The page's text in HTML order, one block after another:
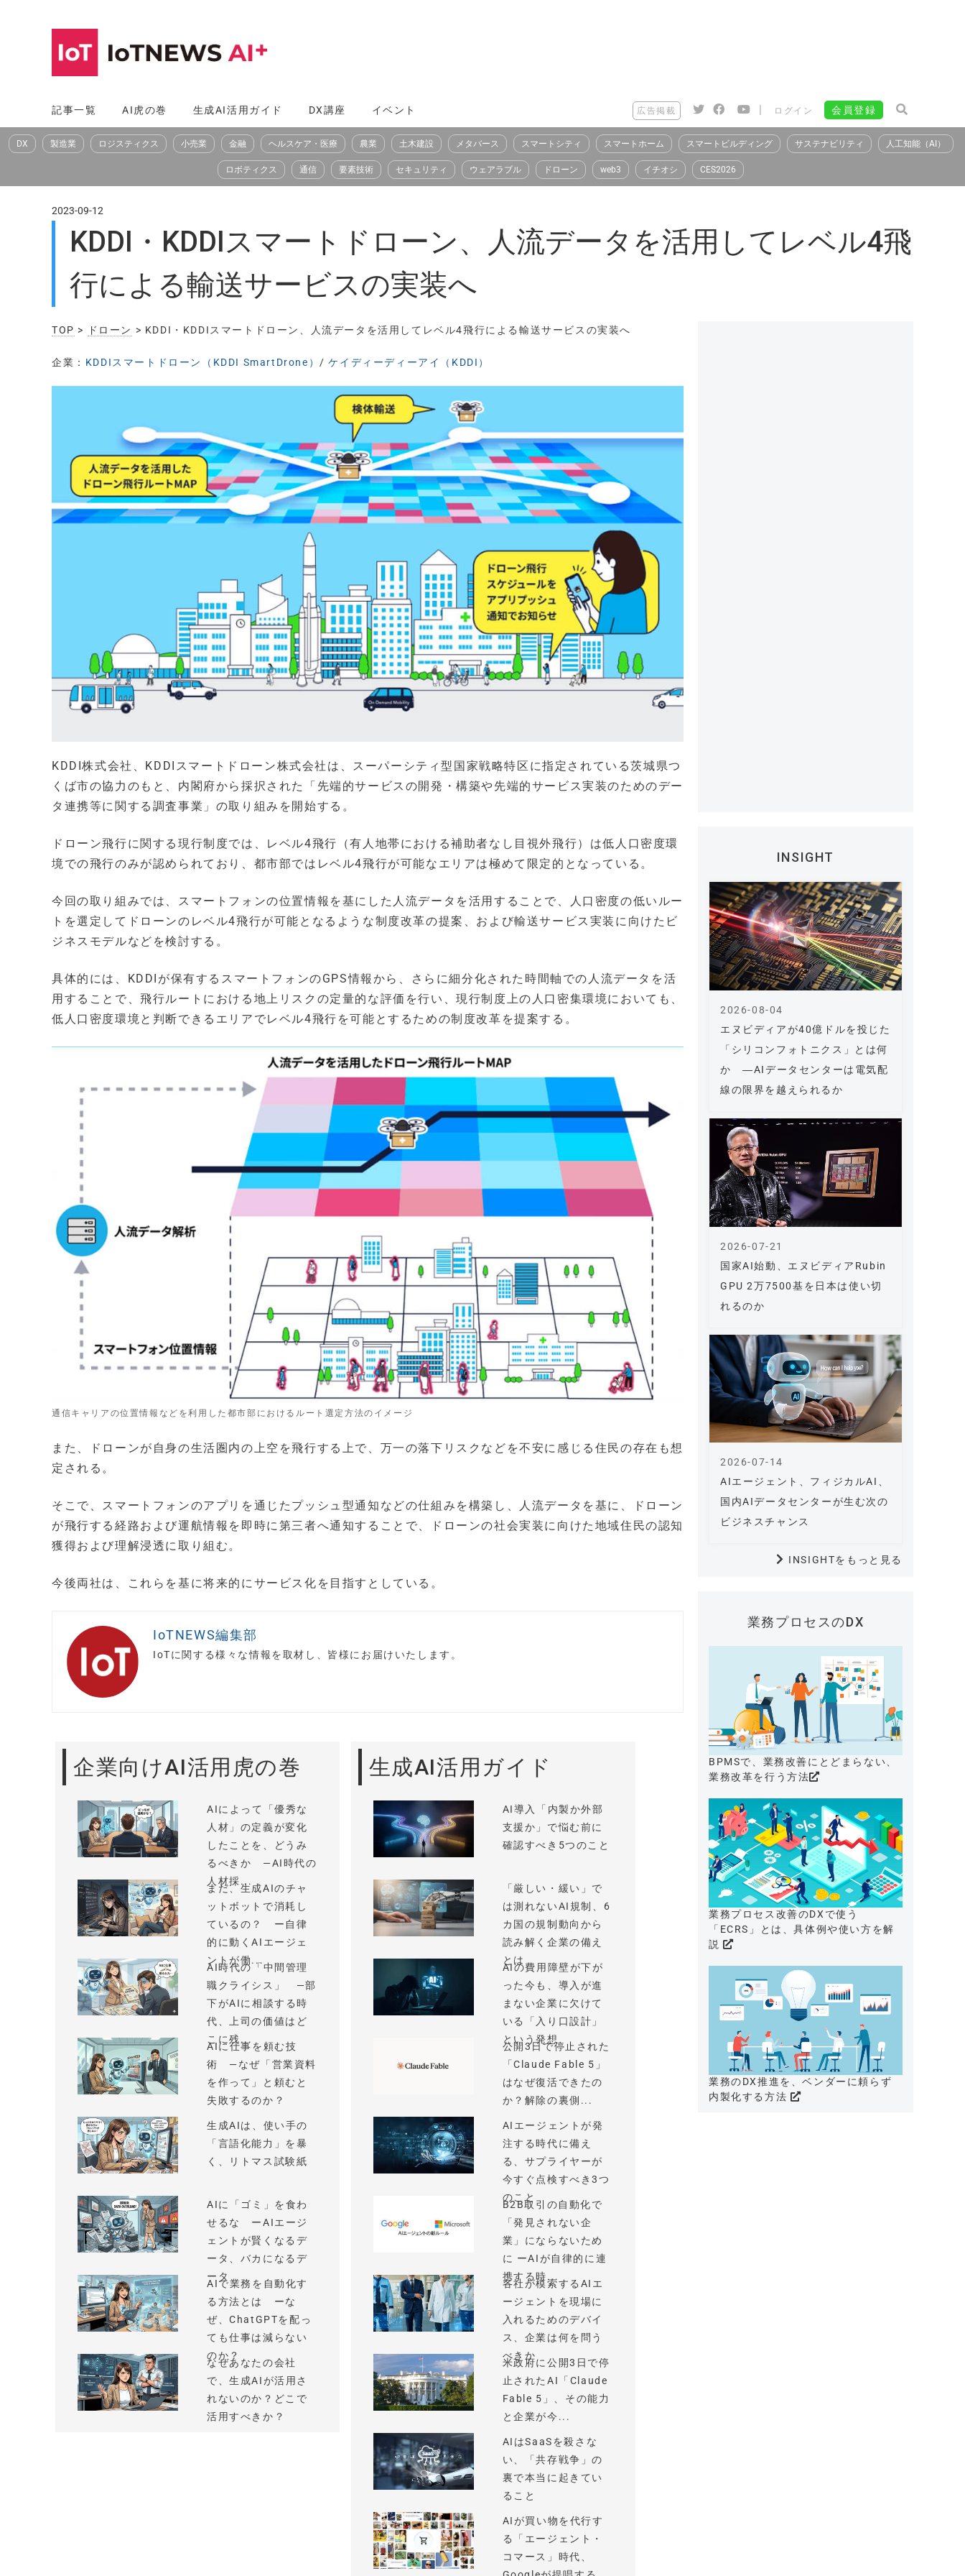
へ
ス
記事一覧 AI虎の巻 生成AI活用ガイド DX講座 イベント 広告掲載 | ログイン 会員登録
DX 製造業 ロジスティクス 小売業 金融 ヘルスケア・医療 農業 土木建設 メタバース スマートシティ スマートホーム スマートビルディング サステナビリティ 人工知能（AI）
ロボティクス 通信 要素技術 セキュリティ ウェアラブル ドローン web3 イチオシ CES2026
2023-09-12
KDDI・KDDIスマートドローン、人流データを活用してレベル4飛
行による輸送サービスの実装へ
TOP > ドローン > KDDI・KDDIスマートドローン、人流データを活用してレベル4飛行による輸送サービスの実装へ
企業： KDDIスマートドローン（KDDI SmartDrone） /ケイディーディーアイ（KDDI）
KDDI株式会社、KDDIスマートドローン株式会社は、スーパーシティ型国家戦略特区に指定されている茨城県つ
くば市の協力のもと、内閣府から採択された「先端的サービスの開発・構築や先端的サービス実装のためのデー
タ連携等に関する調査事業」の取り組みを開始する。
ドローン飛行に関する現行制度では、レベル4飛行（有人地帯における補助者なし目視外飛行）は低人口密度環
境での飛行のみが認められており、都市部ではレベル4飛行が可能なエリアは極めて限定的となっている。
今回の取り組みでは、スマートフォンの位置情報を基にした人流データを活用することで、人口密度の低いルー
トを選定してドローンのレベル4飛行が可能となるような制度改革の提案、および輸送サービス実装に向けたビ
ジネスモデルなどを検討する。
具体的には、KDDIが保有するスマートフォンのGPS情報から、さらに細分化された時間軸での人流データを活
用することで、飛行ルートにおける地上リスクの定量的な評価を行い、現行制度上の人口密集環境においても、
低人口密度環境と判断できるエリアでレベル4飛行を可能とするための制度改革を提案する。
通信キャリアの位置情報などを利用した都市部におけるルート選定方法のイメージ
また、ドローンが自身の生活圏内の上空を飛行する上で、万一の落下リスクなどを不安に感じる住民の存在も想
定される。
そこで、スマートフォンのアプリを通じたプッシュ型通知などの仕組みを構築し、人流データを基に、ドローン
が飛行する経路および運航情報を即時に第三者へ通知することで、ドローンの社会実装に向けた地域住民の認知
獲得および理解浸透に取り組む。
今後両社は、これらを基に将来的にサービス化を目指すとしている。
IoTNEWS編集部
IoTに関する様々な情報を取材し、皆様にお届けいたします。
企業向けAI活用虎の巻
AIによって「優秀な
人材」の定義が変化
したことを、どうみ
るべきか —AI時代の
人材採...
まだ、生成AIのチャ
ットボットで消耗し
ているの？ ー自律
的に動くAIエージェ
ントが働...
AI時代の「中間管理
職クライシス」 —部
下がAIに相談する時
代、上司の価値はど
こに残...
AIに仕事を頼む技
術 —なぜ「営業資料
を作って」と頼むと
失敗するのか？
生成AIは、使い手の
「言語化能力」を暴
く、リトマス試験紙
AIに「ゴミ」を食わ
せるな ーAIエージ
ェントが賢くなるデ
ータ、バカになるデ
ータ
AIで業務を自動化す
る方法とは ーな
ぜ、ChatGPTを配っ
ても仕事は減らない
のか？
なぜあなたの会社
で、生成AIが活用さ
れないのか？どこで
活用すべきか？
生成AI活用ガイド
AI導入「内製か外部
支援か」で悩む前に
確認すべき5つのこと
「厳しい・緩い」で
は測れないAI規制、6
カ国の規制動向から
読み解く企業の備え
とは
AIの費用障壁が下が
った今も、導入が進
まない企業に欠けて
いる「入り口設計」
という発想
公開3日で停止された
「Claude Fable 5」
はなぜ復活できたの
か？解除の裏側...
AIエージェントが発
注する時代に備え
る、サプライヤーが
今すぐ点検すべき3つ
のこと
B2B取引の自動化で
「発見されない企
業」にならないため
に ーAIが自律的に連
携する時...
各社が模索するAIエ
ージェントを現場に
入れるためのデバイ
ス、企業は何を問う
べきか
米政府に公開3日で停
止されたAI「Claude
Fable 5」、その能力
と企業が今...
AIはSaaSを殺さな
い、「共存戦争」の
裏で本当に起きてい
ること
AIが買い物を代行す
る「エージェント・
コマース」時代、
INSIGHT
エヌビディアが40億ドルを投じた
「シリコンフォトニクス」とは何
か ―AIデータセンターは電気配
線の限界を越えられるか
2026-08-04
国家AI始動、エヌビディアRubin
GPU 2万7500基を日本は使い切
れるのか
2026-07-21
AIエージェント、フィジカルAI、
国内AIデータセンターが生む次の
ビジネスチャンス
2026-07-14
INSIGHTをもっと見る
業務プロセスのDX
BPMSで、業務改善にとどまらない、
業務改革を行う方法
業務プロセス改善のDXで使う
「ECRS」とは、具体例や使い方を解
説
業務のDX推進を、ベンダーに頼らず
内製化する方法